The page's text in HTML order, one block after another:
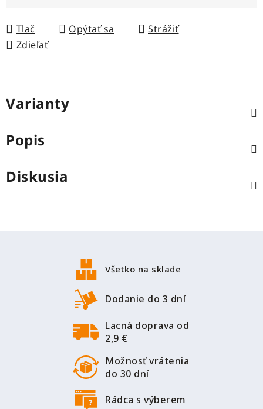
Tlač
Opýtať sa
Strážiť
Zdieľať
Varianty
Popis
Diskusia
Všetko na sklade
Dodanie do 3 dní
Lacná doprava od
2,9 €
Možnosť vrátenia
do 30 dní
Rádca s výberem